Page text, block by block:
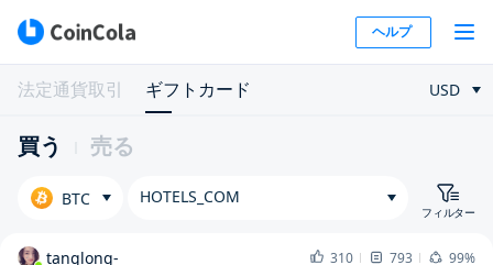
ヘルプ
法定通貨取引 ギフトカード USD
買う 売る
BTC HOTELS_COM
フィルター
tanglong- 310 793
99%